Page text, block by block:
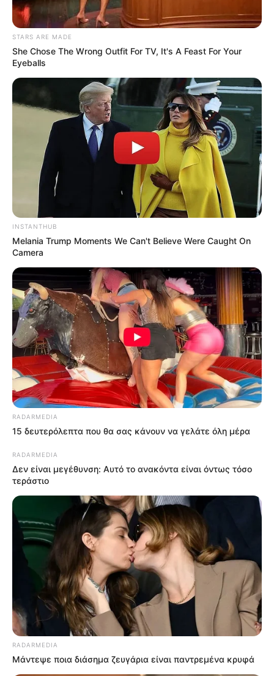
STARS ARE MADE
She Chose The Wrong Outfit For TV, It's A Feast For Your
Eyeballs
INSTANTHUB
Melania Trump Moments We Can't Believe Were Caught On
Camera
RADARMEDIA
15 δευτερόλεπτα που θα σας κάνουν να γελάτε όλη μέρα
RADARMEDIA
Δεν είναι μεγέθυνση: Αυτό το ανακόντα είναι όντως τόσο
τεράστιο
RADARMEDIA
Μάντεψε ποια διάσημα ζευγάρια είναι παντρεμένα κρυφά